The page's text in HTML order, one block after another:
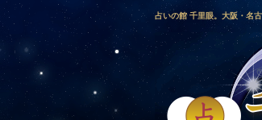
占いの館 千里眼。大阪・名
愛媛・鹿児島・徳島・香川
梨・長野・埼玉・茨城・栃
気占い師による占い。